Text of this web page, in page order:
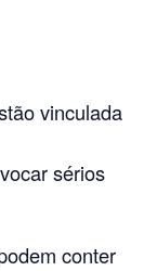
vinculada
sérios
conter